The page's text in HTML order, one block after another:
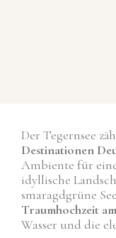
Der Tegernsee
Destinationen
Ambiente für
idyllische
smaragdgrüne
Traumhochzeit
Wasser und die